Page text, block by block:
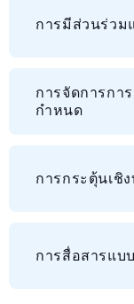
การมีส่วนร่วม
การจัดการกา
กำหนด
การกระตุ้นเชิ
การสื่อสารแบ